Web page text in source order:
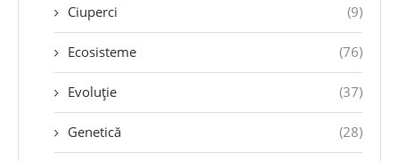
Ciuperci (9)
Ecosisteme (76)
Evoluție (37)
Genetică (28)